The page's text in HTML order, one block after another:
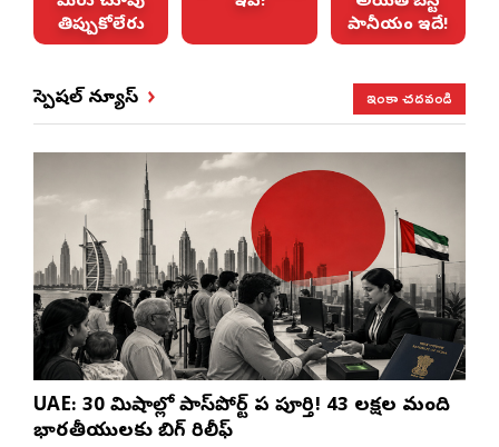
తిప్పుకోలేరు
పానీయం ఇదే!
స్పెషల్ న్యూస్ ఇంకా చదవండి
UAE: 30 నిమిషాల్లో పాస్‌పోర్ట్ పని పూర్తి! 43 లక్షల మంది
భారతీయులకు బిగ్ రిలీఫ్